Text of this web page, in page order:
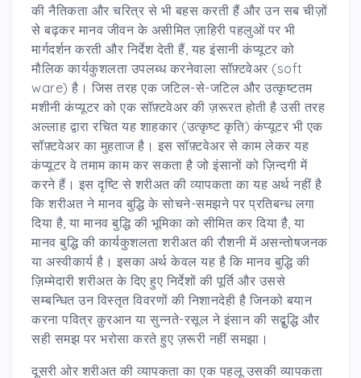
की नैतिकता और चरित्र से भी बहस करती हैं और उन सब चीज़ों
से बढ़कर मानव जीवन के असीमित ज़ाहिरी पहलुओं पर भी
मार्गदर्शन करती और निर्देश देती हैं, यह इंसानी कंप्यूटर को
मौलिक कार्यकुशलता उपलब्ध करनेवाला सॉफ़्टवेअर (soft
ware) है। जिस तरह एक जटिल-से-जटिल और उत्कृष्टतम
मशीनी कंप्यूटर को एक सॉफ़्टवेअर की ज़रूरत होती है उसी तरह
अल्लाह द्वारा रचित यह शाहकार (उत्कृष्ट कृति) कंप्यूटर भी एक
सॉफ़्टवेअर का मुहताज है। इस सॉफ़्टवेअर से काम लेकर यह
कंप्यूटर वे तमाम काम कर सकता है जो इंसानों को ज़िन्दगी में
करने हैं। इस दृष्टि से शरीअत की व्यापकता का यह अर्थ नहीं है
कि शरीअत ने मानव बुद्धि के सोचने-समझने पर प्रतिबन्ध लगा
दिया है, या मानव बुद्धि की भूमिका को सीमित कर दिया है, या
मानव बुद्धि की कार्यकुशलता शरीअत की रौशनी में असन्तोषजनक
या अस्वीकार्य है। इसका अर्थ केवल यह है कि मानव बुद्धि की
ज़िम्मेदारी शरीअत के दिए हुए निर्देशों की पूर्ति और उससे
सम्बन्धित उन विस्तृत विवरणों की निशानदेही है जिनको बयान
करना पवित्र क़ुरआन या सुन्नते-रसूल ने इंसान की सद्बुद्धि और
सही समझ पर भरोसा करते हुए ज़रूरी नहीं समझा।
दूसरी ओर शरीअत की व्यापकता का एक पहलू उसकी व्यापकता